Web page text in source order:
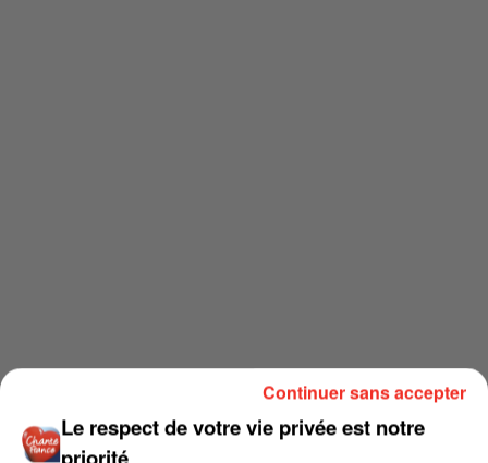
Le respect de votre vie privée est notre
priorité
Continuer sans accepter